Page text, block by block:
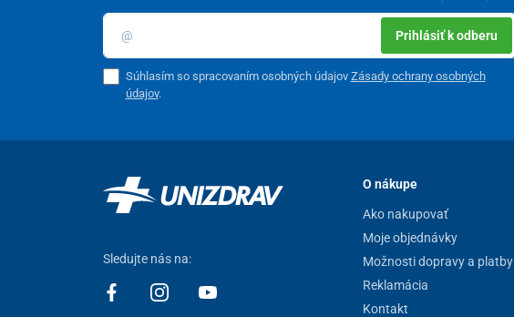
Prihlásiť k odberu
Súhlasím so spracovaním osobných údajov Zásady ochrany osobných
údajov.
Sledujte nás na:
O nákupe
Ako nakupovať
Moje objednávky
Možnosti dopravy a platby
Reklamácia
Kontakt